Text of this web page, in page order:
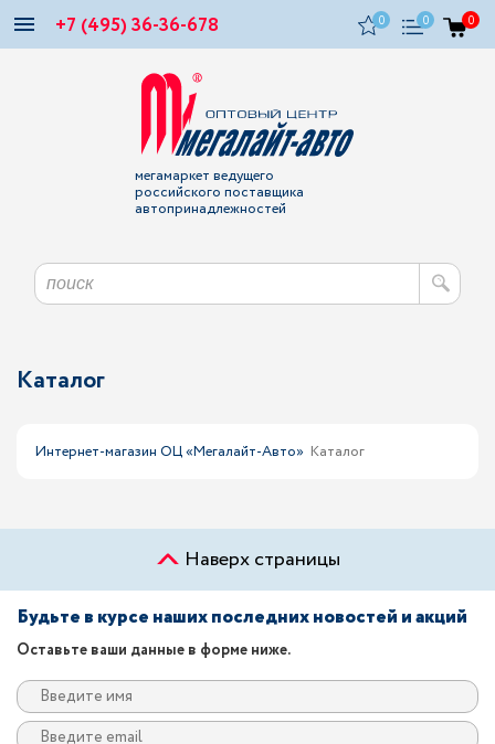
+7 (495) 36-36-678 0 0 0
мегамаркет ведущего
российского поставщика
автопринадлежностей
Каталог
Интернет-магазин ОЦ «Мегалайт-Авто» Каталог
Наверх страницы
Будьте в курсе наших последних новостей и акций
Оставьте ваши данные в форме ниже.